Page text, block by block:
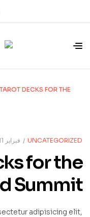
DECKS FOR THE
UNCATEGORIZED فبراير 11, 2022
for the
Summit
adipisicing elit,